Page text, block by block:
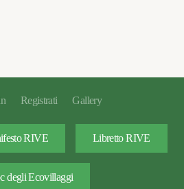
Registrati Gallery
RIVE Libretto RIVE
degli Ecovillaggi